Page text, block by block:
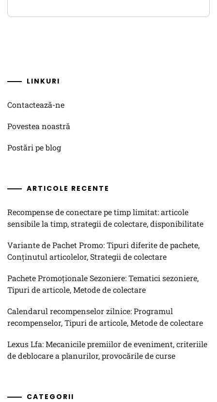
LINKURI
Contactează-ne
Povestea noastră
Postări pe blog
ARTICOLE RECENTE
Recompense de conectare pe timp limitat: articole
sensibile la timp, strategii de colectare, disponibilitate
Variante de Pachet Promo: Tipuri diferite de pachete,
Conținutul articolelor, Strategii de colectare
Pachete Promoționale Sezoniere: Tematici sezoniere,
Tipuri de articole, Metode de colectare
Calendarul recompenselor zilnice: Programul
recompenselor, Tipuri de articole, Metode de colectare
Lexus Lfa: Mecanicile premiilor de eveniment, criteriile
de deblocare a planurilor, provocările de curse
CATEGORII